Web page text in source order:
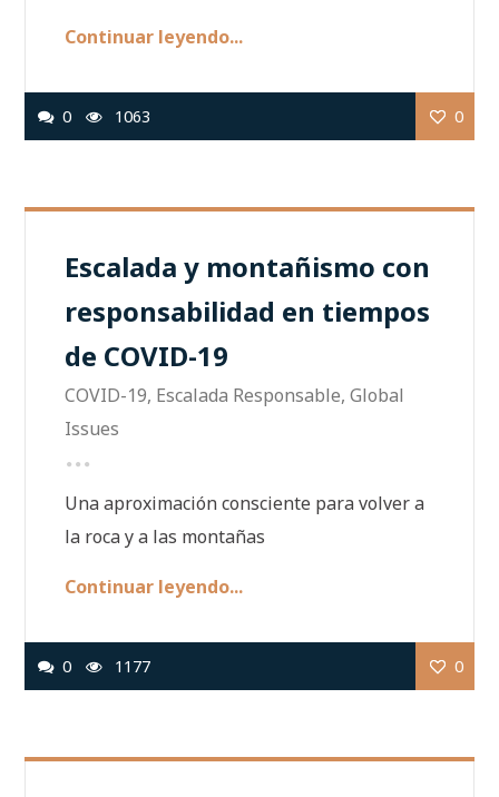
Continuar leyendo...
0 1063 0
Escalada y montañismo con
responsabilidad en tiempos
de COVID-19
COVID-19, Escalada Responsable,Global
Issues
Una aproximación consciente para volver a
la roca y a las montañas
Continuar leyendo...
0 1177 0